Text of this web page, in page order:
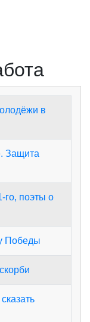
в
Защита
го, поэты о
Победы